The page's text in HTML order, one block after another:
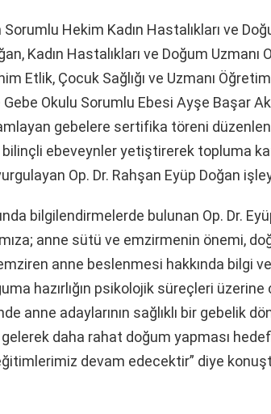
Sorumlu Hekim Kadın Hastalıkları ve
Kadın Hastalıkları ve Doğum Uzmanı
Etlik, Çocuk Sağlığı ve Uzmanı
Okulu Sorumlu Ebesi Ayşe Başar
gebelere sertifika töreni
ebeveynler yetiştirerek topluma
Op. Dr. Rahşan Eyüp Doğan
bilgilendirmelerde bulunan Op. Dr.
anne sütü ve emzirmenin önemi,
anne beslenmesi hakkında bilgi
hazırlığın psikolojik süreçleri üzerine
anne adaylarının sağlıklı bir gebelik
gelerek daha rahat doğum yapması
devam edecektir” diye